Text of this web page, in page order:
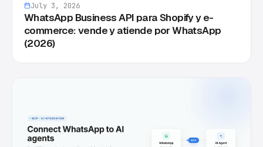
July 3, 2026
WhatsApp Business API para Shopify y e-
commerce: vende y atiende por WhatsApp
(2026)